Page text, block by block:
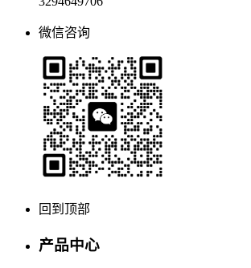
微信咨询
回到顶部
产品中心